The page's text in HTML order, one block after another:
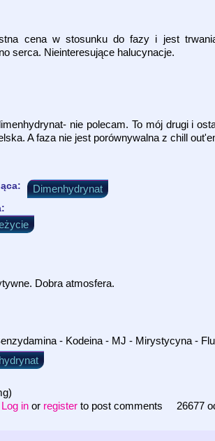
cena w stosunku do fazy i jest
serca. Nieinteresujące halucynacje.
nie polecam. To mój drugi i
A faza nie jest porównywalna z chill
Dimenhydrynat
Dobra atmosfera.
- Kodeina - MJ - Mirystycyna -
Log in or register to post comments 26677